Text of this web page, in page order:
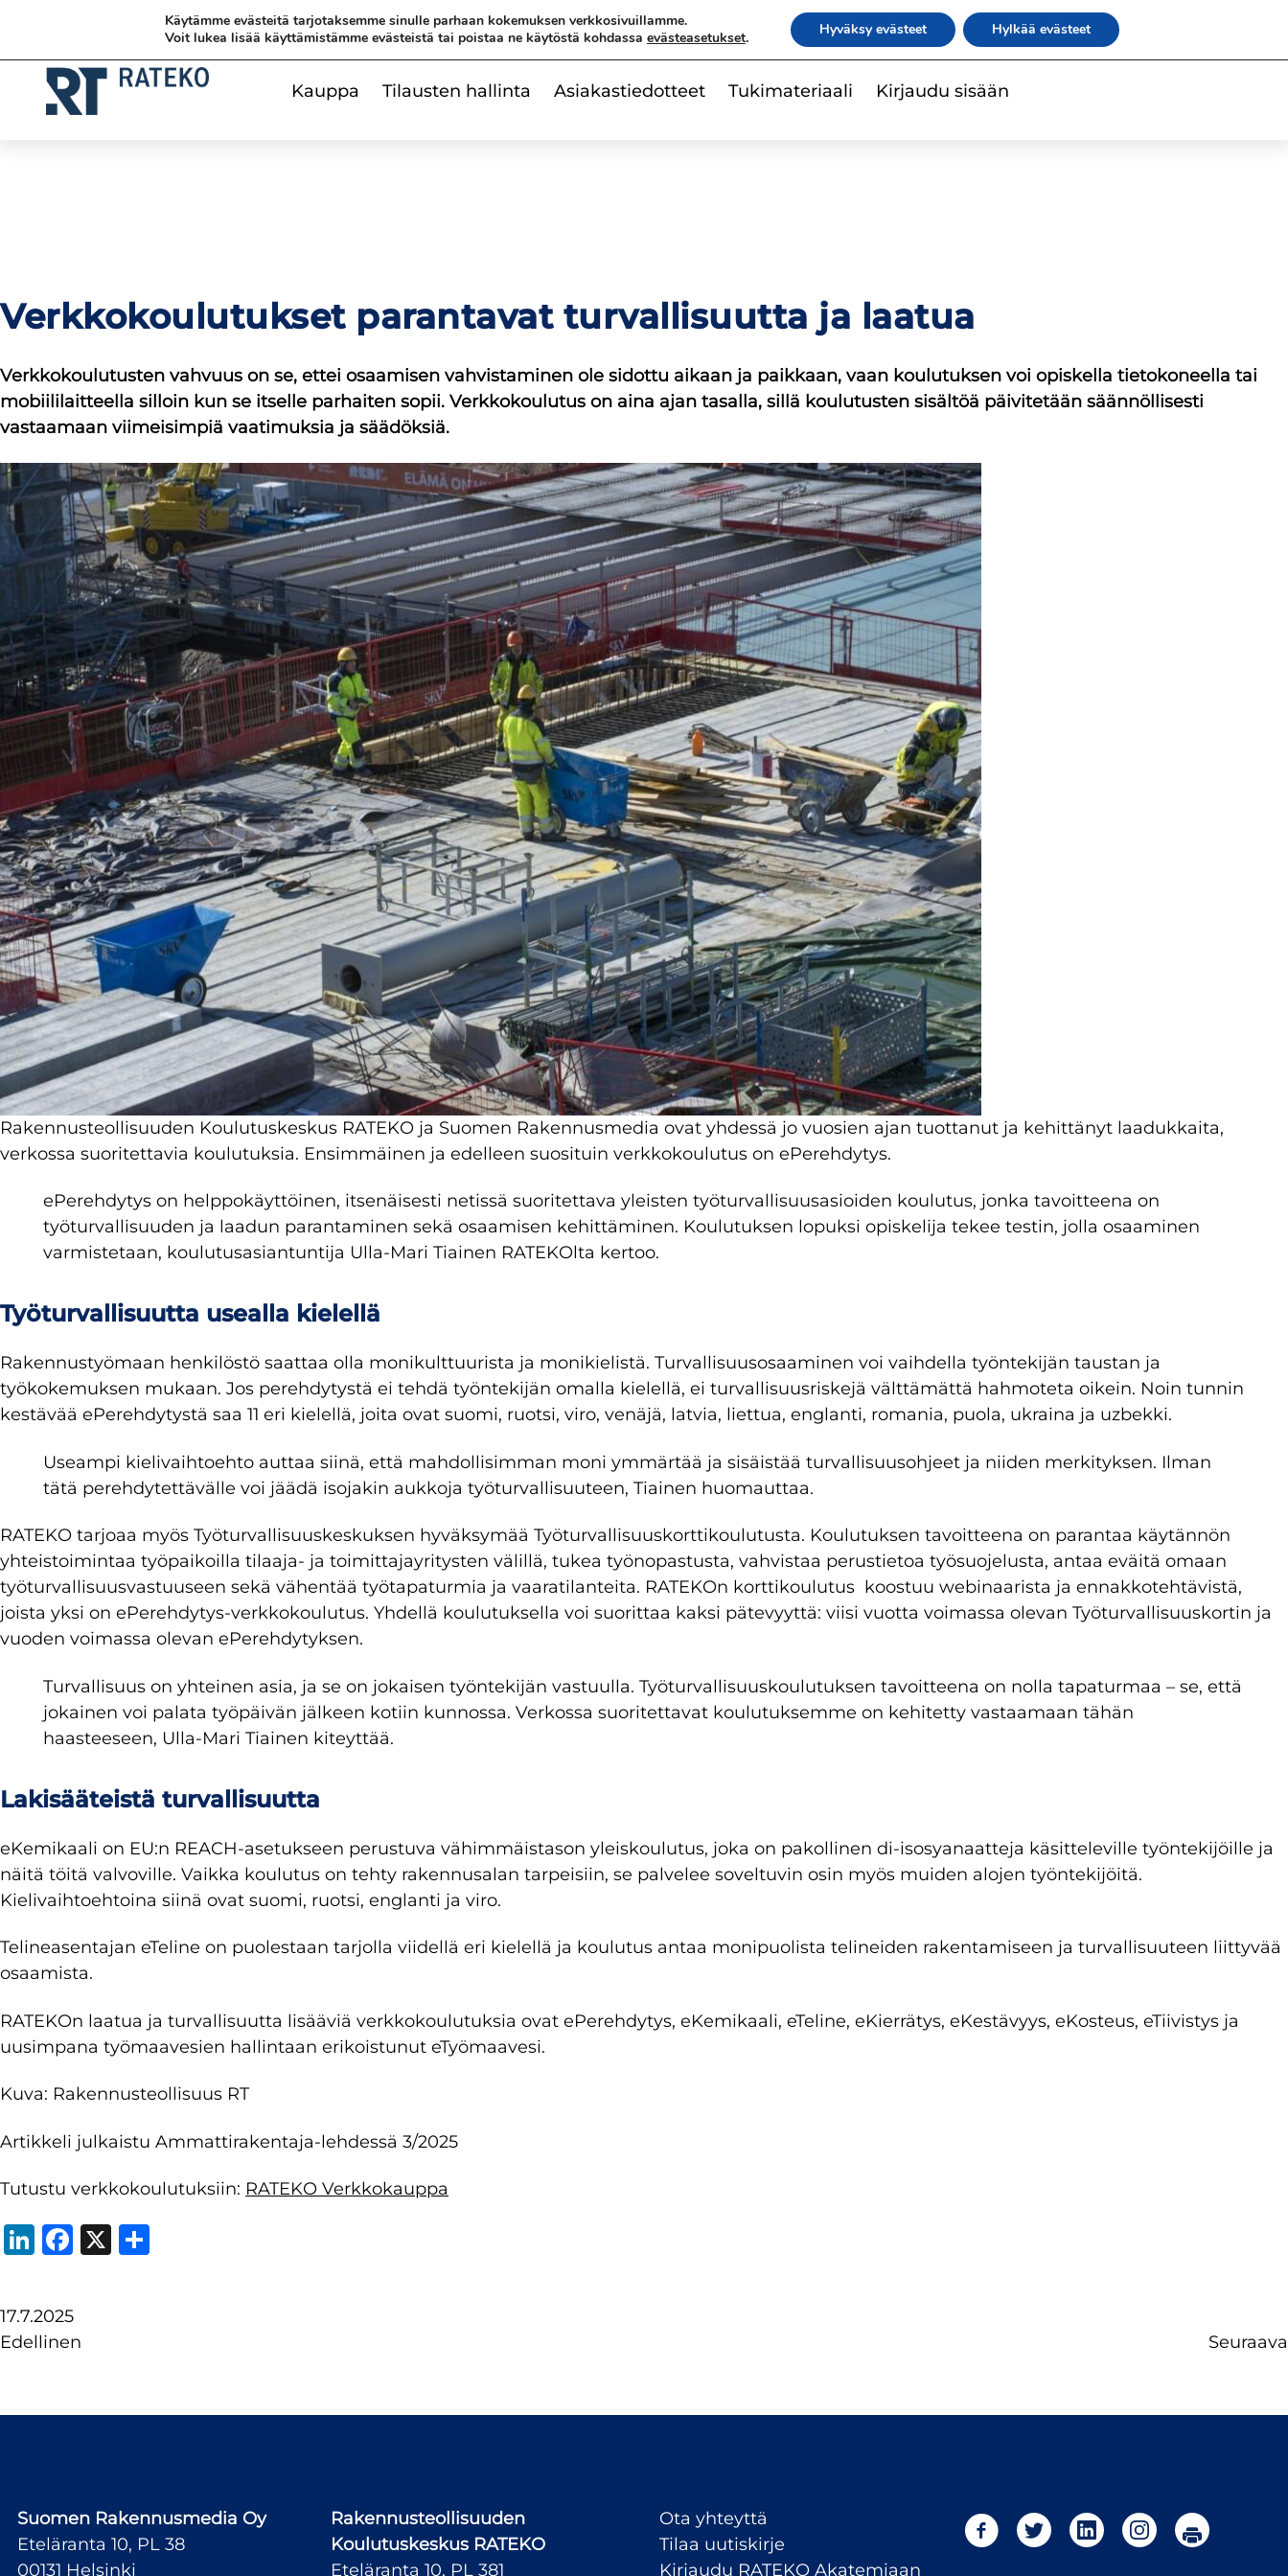
Ota yhteyttä Tilaa uutiskirje | rateko.fi | RATEKO Akatemia |
Kauppa Tilausten hallinta Asiakastiedotteet Tukimateriaali Kirjaudu sisään
Verkkokoulutukset parantavat turvallisuutta ja laatua
Verkkokoulutusten vahvuus on se, ettei osaamisen vahvistaminen ole sidottu aikaan ja paikkaan, vaan koulutuksen voi opiskella tietokoneella tai
mobiililaitteella silloin kun se itselle parhaiten sopii. Verkkokoulutus on aina ajan tasalla, sillä koulutusten sisältöä päivitetään säännöllisesti
vastaamaan viimeisimpiä vaatimuksia ja säädöksiä.
Rakennusteollisuuden Koulutuskeskus RATEKO ja Suomen Rakennusmedia ovat yhdessä jo vuosien ajan tuottanut ja kehittänyt laadukkaita,
verkossa suoritettavia koulutuksia. Ensimmäinen ja edelleen suosituin verkkokoulutus on ePerehdytys.
ePerehdytys on helppokäyttöinen, itsenäisesti netissä suoritettava yleisten työturvallisuusasioiden koulutus, jonka tavoitteena on
työturvallisuuden ja laadun parantaminen sekä osaamisen kehittäminen. Koulutuksen lopuksi opiskelija tekee testin, jolla osaaminen
varmistetaan, koulutusasiantuntija Ulla-Mari Tiainen RATEKOlta kertoo.
Työturvallisuutta usealla kielellä
Rakennustyömaan henkilöstö saattaa olla monikulttuurista ja monikielistä. Turvallisuusosaaminen voi vaihdella työntekijän taustan ja
työkokemuksen mukaan. Jos perehdytystä ei tehdä työntekijän omalla kielellä, ei turvallisuusriskejä välttämättä hahmoteta oikein. Noin tunnin
kestävää ePerehdytystä saa 11 eri kielellä, joita ovat suomi, ruotsi, viro, venäjä, latvia, liettua, englanti, romania, puola, ukraina ja uzbekki.
Useampi kielivaihtoehto auttaa siinä, että mahdollisimman moni ymmärtää ja sisäistää turvallisuusohjeet ja niiden merkityksen. Ilman
tätä perehdytettävälle voi jäädä isojakin aukkoja työturvallisuuteen, Tiainen huomauttaa.
RATEKO tarjoaa myös Työturvallisuuskeskuksen hyväksymää Työturvallisuuskorttikoulutusta. Koulutuksen tavoitteena on parantaa käytännön
yhteistoimintaa työpaikoilla tilaaja- ja toimittajayritysten välillä, tukea työnopastusta, vahvistaa perustietoa työsuojelusta, antaa eväitä omaan
työturvallisuusvastuuseen sekä vähentää työtapaturmia ja vaaratilanteita. RATEKOn korttikoulutus koostuu webinaarista ja ennakkotehtävistä,
joista yksi on ePerehdytys-verkkokoulutus. Yhdellä koulutuksella voi suorittaa kaksi pätevyyttä: viisi vuotta voimassa olevan Työturvallisuuskortin ja
vuoden voimassa olevan ePerehdytyksen.
Turvallisuus on yhteinen asia, ja se on jokaisen työntekijän vastuulla. Työturvallisuuskoulutuksen tavoitteena on nolla tapaturmaa – se, että
jokainen voi palata työpäivän jälkeen kotiin kunnossa. Verkossa suoritettavat koulutuksemme on kehitetty vastaamaan tähän
haasteeseen, Ulla-Mari Tiainen kiteyttää.
Lakisääteistä turvallisuutta
eKemikaali on EU:n REACH-asetukseen perustuva vähimmäistason yleiskoulutus, joka on pakollinen di-isosyanaatteja käsitteleville työntekijöille ja
näitä töitä valvoville. Vaikka koulutus on tehty rakennusalan tarpeisiin, se palvelee soveltuvin osin myös muiden alojen työntekijöitä.
Kielivaihtoehtoina siinä ovat suomi, ruotsi, englanti ja viro.
Telineasentajan eTeline on puolestaan tarjolla viidellä eri kielellä ja koulutus antaa monipuolista telineiden rakentamiseen ja turvallisuuteen liittyvää
osaamista.
RATEKOn laatua ja turvallisuutta lisääviä verkkokoulutuksia ovat ePerehdytys, eKemikaali, eTeline, eKierrätys, eKestävyys, eKosteus, eTiivistys ja
uusimpana työmaavesien hallintaan erikoistunut eTyömaavesi.
Kuva: Rakennusteollisuus RT
Artikkeli julkaistu Ammattirakentaja-lehdessä 3/2025
Tutustu verkkokoulutuksiin: RATEKO Verkkokauppa
LinkedIn
Facebook
X
17.7.2025
Edellinen
Seuraava
Suomen Rakennusmedia Oy
Eteläranta 10, PL 38
00131 Helsinki
Rakennusteollisuuden
Koulutuskeskus RATEKO
Eteläranta 10, PL 381
Ota yhteyttä
Tilaa uutiskirje
Kirjaudu RATEKO Akatemiaan
Käytämme evästeitä tarjotaksemme sinulle parhaan kokemuksen verkkosivuillamme.
Voit lukea lisää käyttämistämme evästeistä tai poistaa ne käytöstä kohdassa evästeasetukset. Hyväksy evästeet Hylkää evästeet